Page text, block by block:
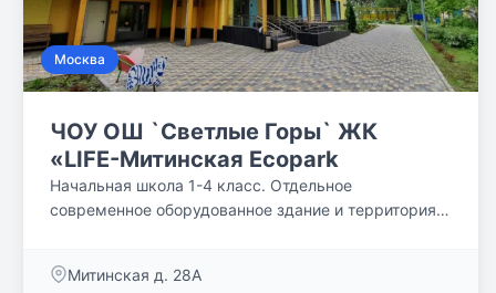
Москва
ЧОУ ОШ `Светлые Горы` ЖК
«LIFE-Митинская Ecopark
Начальная школа 1-4 класс. Отдельное
современное оборудованное здание и территория.
дошкольного, начального школьного образования, а
Митинская д. 28А